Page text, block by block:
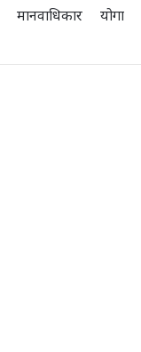
मानवाधिकार योगा